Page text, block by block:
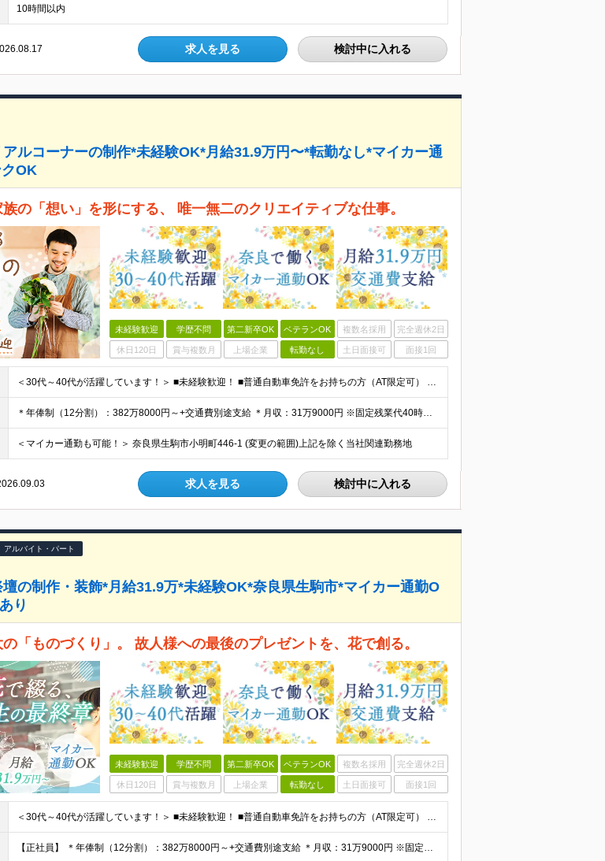
10時間以内
求人を見る 検討中に入れる
ルコーナーの制作*未経験OK*月給31.9万円〜*転勤なし*マイカー通
OK
の「想い」を形にする、 唯一無二のクリエイティブな仕事。
未経験歓迎 学歴不問 第二新卒OK ベテランOK 複数名採用 完全週休2日
休日120日 賞与複数月 上場企業 転勤なし 土日面接可 面接1回
＜30代～40代が活躍しています！＞ ■未経験歓迎！ ■普通自動車免許をお持ちの方（AT限定可） ※学歴不問
＊年俸制（12分割）：382万8000円～+交通費別途支給 ＊月収：31万9000円 ※固定残業代40時間（6万9000円分）含みます ┗超過分は別途支給いたします ※試用期間3ヶ月（期間中の待遇に
＜マイカー通勤も可能！＞ 奈良県生駒市小明町446-1 (変更の範囲)上記を除く当社関連勤務地
求人を見る 検討中に入れる
アルバイト・パート
の制作・装飾*月給31.9万*未経験OK*奈良県生駒市*マイカー通勤O
り
「ものづくり」。 故人様への最後のプレゼントを、花で創る。
未経験歓迎 学歴不問 第二新卒OK ベテランOK 複数名採用 完全週休2日
休日120日 賞与複数月 上場企業 転勤なし 土日面接可 面接1回
＜30代～40代が活躍しています！＞ ■未経験歓迎！ ■普通自動車免許をお持ちの方（AT限定可） ※学歴不問
【正社員】 ＊年俸制（12分割）：382万8000円～+交通費別途支給 ＊月収：31万9000円 ※固定残業代40時間（6万9000円分）含みます ┗超過分は別途支給いたします ※試用期間3ヶ月（期